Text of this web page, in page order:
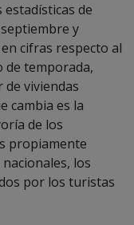
de
y
cifras respecto al
de temporada,
viviendas
cambia es la
de los
propiamente
los
por los turistas